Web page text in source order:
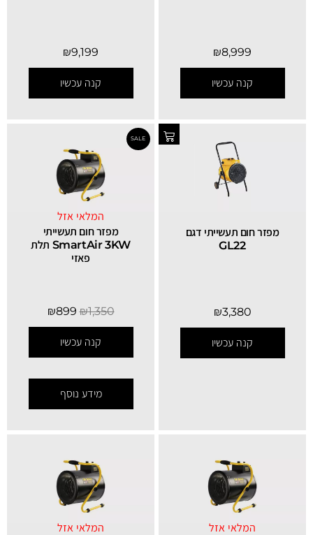
₪8,999
קנה עכשיו
₪9,199
קנה עכשיו
מפזר חום תעשייתי דגם
GL22
₪3,380
קנה עכשיו
המלאי אזל
מפזר חום תעשייתי
SmartAir 3KW תלת
פאזי
₪1,350
₪899
קנה עכשיו
מידע נוסף
המלאי אזל
המלאי אזל